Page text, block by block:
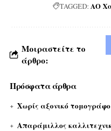
TAGGED: ΑΟ
Μοιραστείτε το
άρθρο:
Πρόσφατα άρθρα
Χωρίς αξονικό
Απαράμιλλος